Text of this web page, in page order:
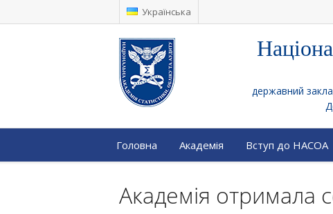
Українська
державний
Головна Академія Вступ до НАСОА
Академія отримала